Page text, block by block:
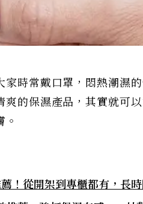
家時常戴口罩，悶熱潮濕
爽的保濕產品，其實就可
！從開架到專櫃都有，長